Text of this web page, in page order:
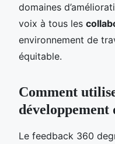
domaines
voix à tous les
environnement de
équitable.
Comment
développement
Le feedback 360